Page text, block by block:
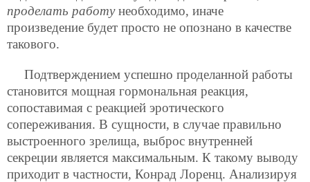
проделать работунеобходимо, иначе
произведение будет просто не опознано в качестве
такового.
Подтверждением успешно проделанной работы
становится мощная гормональная реакция,
сопоставимая с реакцией эротического
сопереживания. В сущности, в случае правильно
выстроенного зрелища, выброс внутренней
секреции является максимальным. К такому выводу
приходит в частности, Конрад Лоренц. Анализируя